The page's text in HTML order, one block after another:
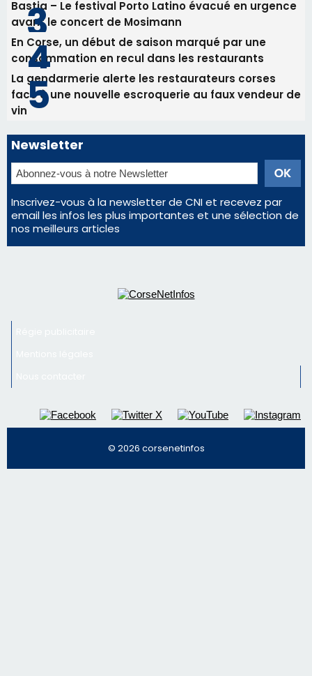
Inscrivez-vous à la newsletter de CNI et recevez par
email les infos les plus importantes et une sélection de
nos meilleurs articles
Régie publicitaire
Nous contacter
© 2026 corsenetinfos